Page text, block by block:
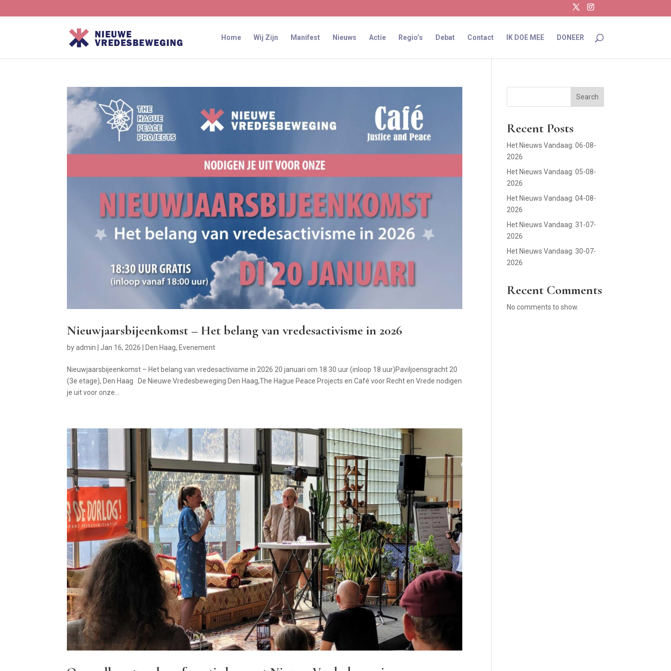
Home Wij Zijn Manifest Nieuws Actie Regio’s Debat Contact IK DOE MEE DONEER
Nieuwjaarsbijeenkomst – Het belang van vredesactivisme in 2026
byadmin |Jan 16, 2026 Den Haag, Evenement
Nieuwjaarsbijeenkomst – Het belang van vredesactivisme in 2026 20 januari om 18.30 uur (inloop 18 uur)Paviljoensgracht 20
(3e etage), Den Haag De Nieuwe Vredesbeweging Den Haag,The Hague Peace Projects en Café voor Recht en Vrede nodigen
je uit voor onze...
Search
Recent Posts
Het Nieuws Vandaag: 06-08-
2026
Het Nieuws Vandaag: 05-08-
2026
Het Nieuws Vandaag: 04-08-
2026
Het Nieuws Vandaag: 31-07-
2026
Het Nieuws Vandaag: 30-07-
2026
Recent Comments
No comments to show.